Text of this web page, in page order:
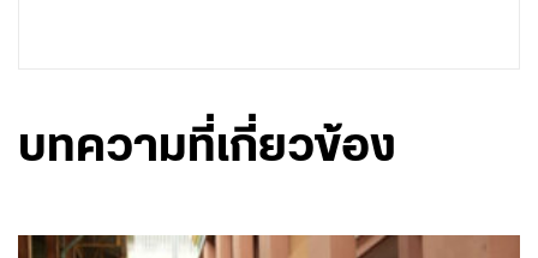
บทความที่เกี่ยวข้อง